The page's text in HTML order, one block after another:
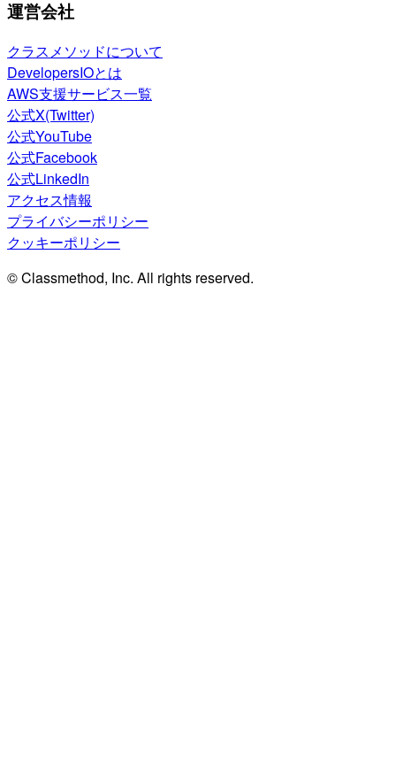
運営会社
クラスメソッドについて
DevelopersIOとは
AWS支援サービス一覧
公式X(Twitter)
公式YouTube
公式Facebook
公式LinkedIn
アクセス情報
プライバシーポリシー
クッキーポリシー
© Classmethod, Inc. All rights reserved.